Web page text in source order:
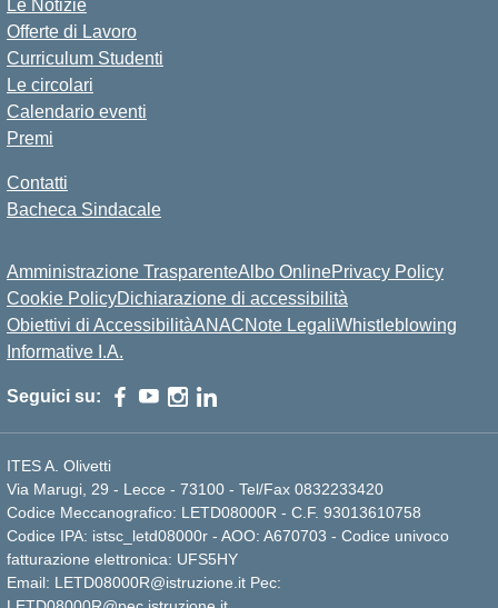
Le Notizie
Offerte di Lavoro
Curriculum Studenti
Le circolari
Calendario eventi
Premi
Contatti
Bacheca Sindacale
Amministrazione TrasparenteAlbo OnlinePrivacy Policy
Cookie PolicyDichiarazione di accessibilità
Obiettivi di AccessibilitàANACNote LegaliWhistleblowing
Informative I.A.
Seguici su:
ITES A. Olivetti
Via Marugi, 29 - Lecce - 73100 - Tel/Fax 0832233420
Codice Meccanografico: LETD08000R - C.F. 93013610758
Codice IPA: istsc_letd08000r - AOO: A670703 - Codice univoco
fatturazione elettronica: UFS5HY
Email: LETD08000R@istruzione.it Pec: